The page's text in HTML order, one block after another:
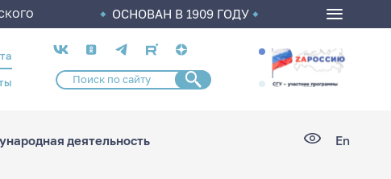
ОСНОВАН В 1909 ГОДУ
Социальные
сети
деятельность En